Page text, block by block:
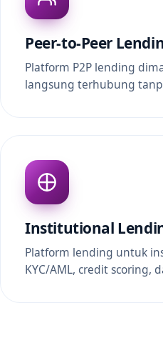
Peer-to-Peer
Platform P2P lending
langsung terhubung
Institutional
Platform lending untuk
KYC/AML, credit scoring,